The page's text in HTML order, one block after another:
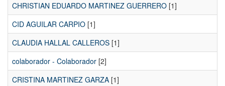
CHRISTIAN EDUARDO MARTINEZ GUERRERO [1]
CID AGUILAR CARPIO [1]
CLAUDIA HALLAL CALLEROS [1]
colaborador - Colaborador [2]
CRISTINA MARTINEZ GARZA [1]